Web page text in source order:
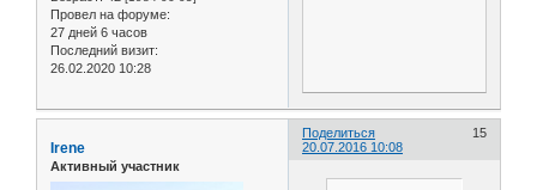
Провел на форуме:
27 дней 6 часов
Последний визит:
26.02.2020 10:28
Поделиться
15
20.07.2016 10:08
Irene
Активный участник